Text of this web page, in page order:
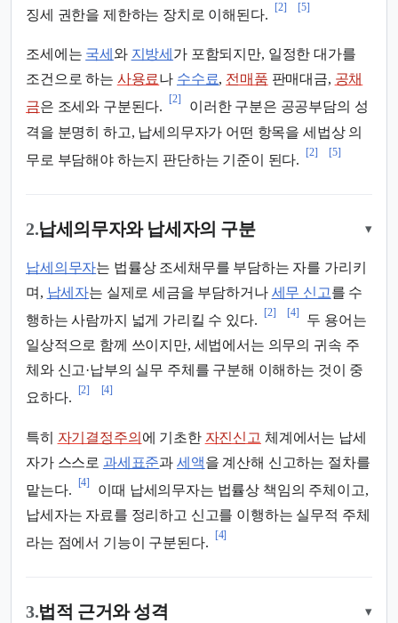
징세 권한을 제한하는 장치로 이해된다.
[2] [5]
조세에는 국세 와 지방세 가 포함되지만, 일정한 대가를
조건으로 하는 사용료나 수수료, 전매품 판매대금, 공채
금은 조세와 구분된다.
[2]
이러한 구분은 공공부담의 성
격을 분명히 하고, 납세의무자가 어떤 항목을 세법상 의
무로 부담해야 하는지 판단하는 기준이 된다.
[2] [5]
2.납세의무자와 납세자의 구분 ▾
납세의무자는 법률상 조세채무를 부담하는 자를 가리키
며, 납세자는 실제로 세금을 부담하거나 세무 신고를 수
행하는 사람까지 넓게 가리킬 수 있다.
[2] [4]
두 용어는
일상적으로 함께 쓰이지만, 세법에서는 의무의 귀속 주
체와 신고·납부의 실무 주체를 구분해 이해하는 것이 중
요하다.
[2] [4]
특히 자기결정주의 에 기초한 자진신고 체계에서는 납세
자가 스스로 과세표준과 세액을 계산해 신고하는 절차를
맡는다.
[4]
이때 납세의무자는 법률상 책임의 주체이고,
납세자는 자료를 정리하고 신고를 이행하는 실무적 주체
라는 점에서 기능이 구분된다.
[4]
3.법적 근거와 성격 ▾